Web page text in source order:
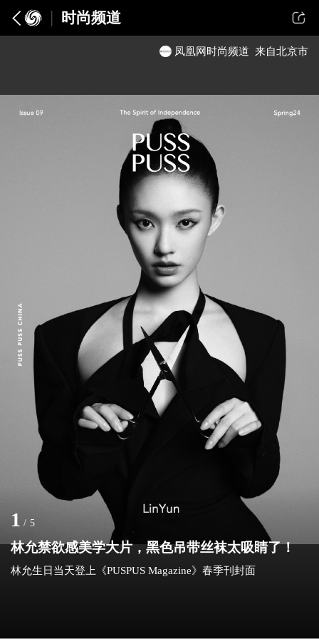
时尚频道
凤凰网时尚频道 来自北京市
1 / 5
林允禁欲感美学大片，黑色吊带丝袜太吸睛了！
林允生日当天登上《PUSPUS Magazine》春季刊封面